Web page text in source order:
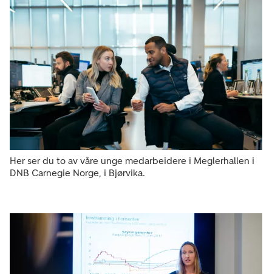
Her ser du to av våre unge medarbeidere i Meglerhallen i
DNB Carnegie Norge, i Bjørvika.